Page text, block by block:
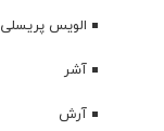
الویس پریسلی
آشر
آرش